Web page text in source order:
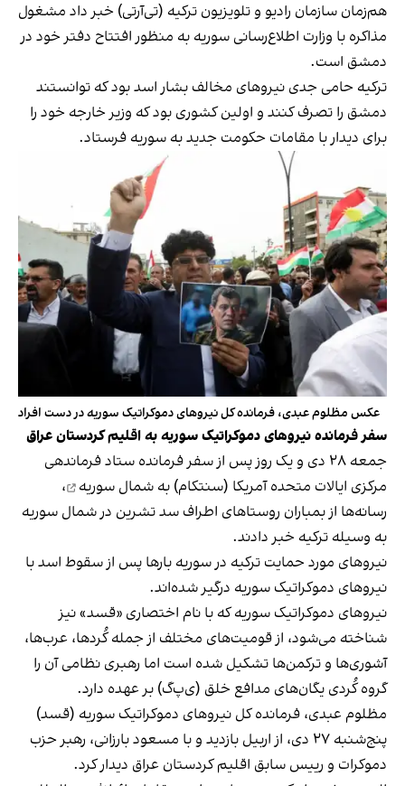
هم‌زمان سازمان رادیو و تلویزیون ترکیه (تی‌آر‌تی) خبر داد مشغول
مذاکره با وزارت اطلاع‌رسانی سوریه به منظور افتتاح دفتر خود در
دمشق است.
ترکیه حامی جدی نیروهای مخالف بشار اسد بود که توانستند
دمشق را تصرف کنند و اولین کشوری بود که وزیر خارجه خود را
برای دیدار با مقامات حکومت جدید به سوریه فرستاد.
عکس مظلوم عبدی، فرمانده کل نیروهای دموکراتیک سوریه در دست افراد
سفر فرمانده نیروهای دموکراتیک سوریه به اقلیم کردستان عراق
جمعه ۲۸ دی و یک روز پس از
سفر فرمانده ستاد فرماندهی
مرکزی ایالات متحده آمریکا (سنتکام) به شمال سوریه
،
رسانه‌ها از بمباران روستاهای اطراف سد تشرین در شمال سوریه
به وسیله ترکیه خبر دادند.
نیروهای مورد حمایت ترکیه در سوریه بارها پس از سقوط اسد با
نیروهای دموکراتیک سوریه درگیر شده‌اند.
نیروهای دموکراتیک سوریه که با نام اختصاری «قسد» نیز
شناخته می‌شود، از قومیت‌های مختلف از جمله کُردها، عرب‌ها،
آشوری‌ها و ترکمن‌ها تشکیل شده است اما رهبری نظامی آن را
گروه کُردی یگان‌های مدافع خلق (ی‌پ‌گ) بر عهده دارد.
مظلوم عبدی، فرمانده کل نیروهای دموکراتیک سوریه (قسد)
پنج‌شنبه ۲۷ دی، از اربیل بازدید و با مسعود بارزانی، رهبر حزب
دموکرات و رییس سابق اقلیم کردستان عراق دیدار کرد.